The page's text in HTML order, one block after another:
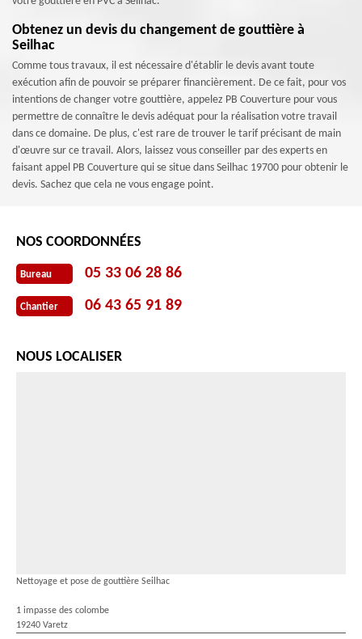
Obtenez un devis du changement de gouttière à
Seilhac
Comme tous travaux, il est nécessaire d'établir le devis avant toute
exécution afin de pouvoir se préparer financièrement. De ce fait, pour vos
intentions de changer votre gouttière, appelez PB Couverture pour vous
permettre de connaître le devis adéquat pour la réalisation votre travail
dans ce domaine. De plus, c'est rare de trouver le tarif précisant de main
d'œuvre sur ce travail. Alors, laissez vous conseiller par des experts en
faisant appel PB Couverture qui se situe dans Seilhac 19700 pour obtenir le
devis. Sachez que cela ne vous engage point.
NOS COORDONNÉES
Bureau 05 33 06 28 86
Chantier 06 43 65 91 89
NOUS LOCALISER
Nettoyage et pose de gouttière Seilhac
1 impasse des colombe
19240 Varetz